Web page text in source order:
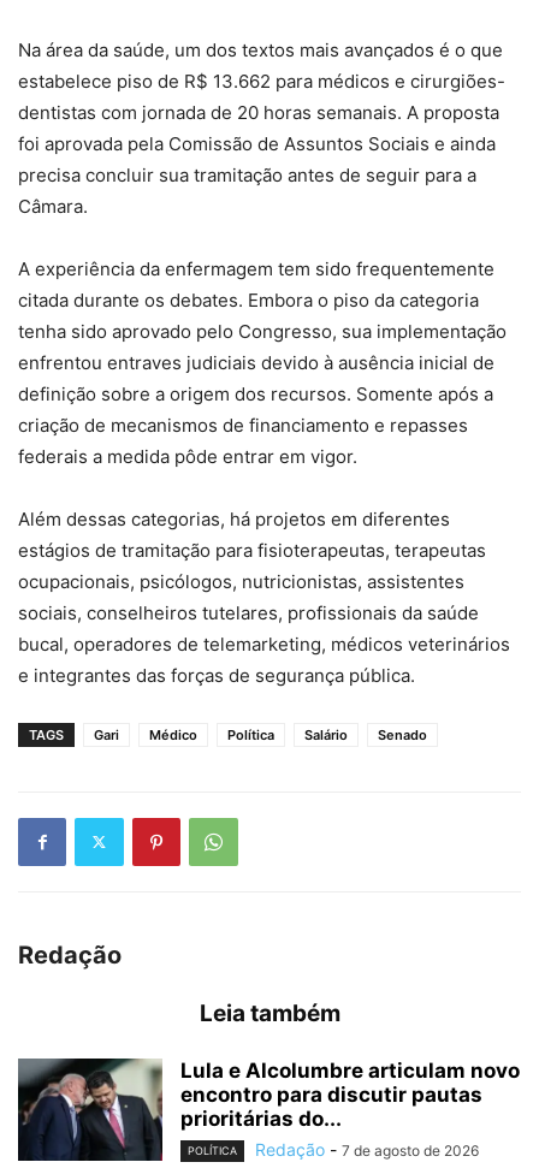
Na área da saúde, um dos textos mais avançados é o que
estabelece piso de R$ 13.662 para médicos e cirurgiões-
dentistas com jornada de 20 horas semanais. A proposta
foi aprovada pela Comissão de Assuntos Sociais e ainda
precisa concluir sua tramitação antes de seguir para a
Câmara.
A experiência da enfermagem tem sido frequentemente
citada durante os debates. Embora o piso da categoria
tenha sido aprovado pelo Congresso, sua implementação
enfrentou entraves judiciais devido à ausência inicial de
definição sobre a origem dos recursos. Somente após a
criação de mecanismos de financiamento e repasses
federais a medida pôde entrar em vigor.
Além dessas categorias, há projetos em diferentes
estágios de tramitação para fisioterapeutas, terapeutas
ocupacionais, psicólogos, nutricionistas, assistentes
sociais, conselheiros tutelares, profissionais da saúde
bucal, operadores de telemarketing, médicos veterinários
e integrantes das forças de segurança pública.
TAGS Gari Médico Política Salário Senado
Redação
Leia também
Lula e Alcolumbre articulam novo
encontro para discutir pautas
prioritárias do...
POLÍTICA Redação - 7 de agosto de 2026